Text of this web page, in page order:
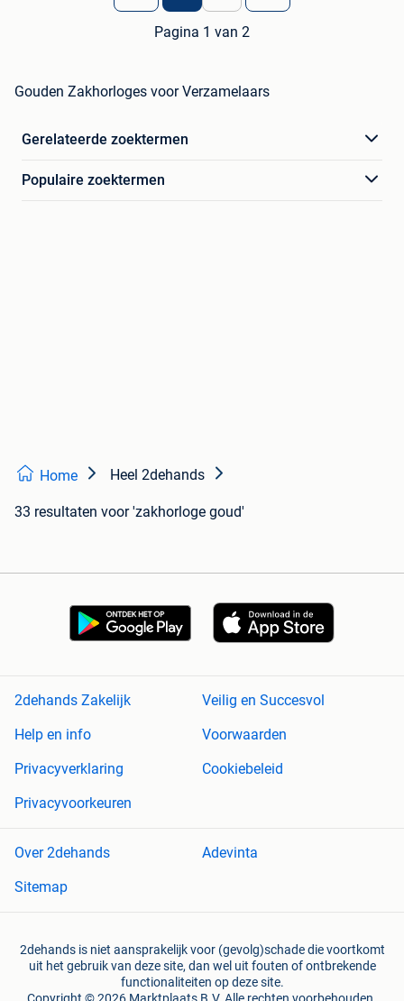
Pagina 1 van 2
Gouden Zakhorloges voor Verzamelaars
Gerelateerde zoektermen
Populaire zoektermen
Home Heel 2dehands
33 resultaten voor 'zakhorloge goud'
2dehands Zakelijk
Veilig en Succesvol
Help en info
Voorwaarden
Privacyverklaring
Cookiebeleid
Privacyvoorkeuren
Over 2dehands
Adevinta
Sitemap
2dehands is niet aansprakelijk voor (gevolg)schade die voortkomt
uit het gebruik van deze site, dan wel uit fouten of ontbrekende
functionaliteiten op deze site.